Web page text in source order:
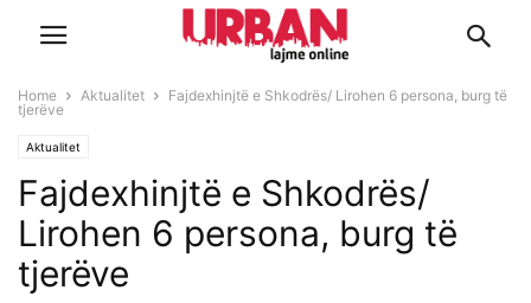
Home Aktualitet
Fajdexhinjtë e Shkodrës/ Lirohen 6 persona, burg të
tjerëve
Aktualitet
Fajdexhinjtë e Shkodrës/
Lirohen 6 persona, burg të
tjerëve